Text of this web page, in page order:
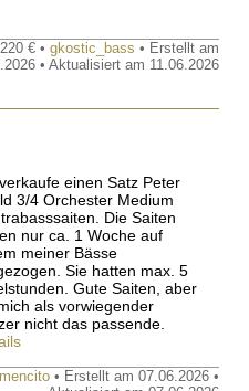
€ • gkostic_bass • Erstellt am
• Aktualisiert am 11.06.2026
einen Satz Peter
3/4 Orchester Medium
Die Saiten
nur ca. 1 Woche auf
meiner Bässe
Sie hatten max. 5
Gute Saiten, aber
als vorwiegender
nicht das passende.
• Erstellt am 07.06.2026 •